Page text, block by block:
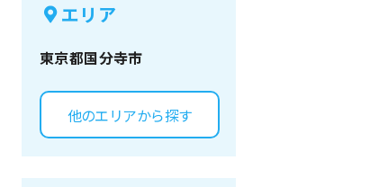
エリア
東京都国分寺市
他のエリアから探す